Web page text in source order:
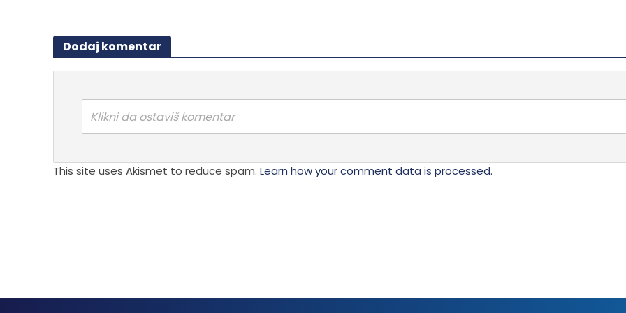
Dodaj komentar
Klikni da ostaviš komentar
This site uses Akismet to reduce spam. Learn how your comment data is processed.